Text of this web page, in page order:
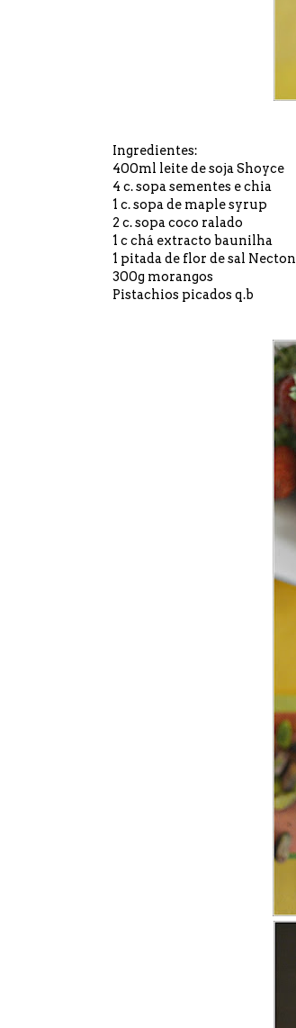
Ingredientes:
400ml leite de soja Shoyce
4 c. sopa sementes e chia
1 c. sopa de maple syrup
2 c. sopa coco ralado
1 c chá extracto baunilha
1 pitada de flor de sal Necton
300g morangos
Pistachios picados q.b